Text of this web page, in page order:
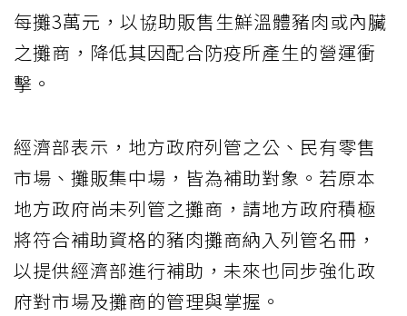
每攤3萬元，以協助販售生鮮溫體豬肉或內臟
之攤商，降低其因配合防疫所產生的營運衝
擊。
經濟部表示，地方政府列管之公、民有零售
市場、攤販集中場，皆為補助對象。若原本
地方政府尚未列管之攤商，請地方政府積極
將符合補助資格的豬肉攤商納入列管名冊，
以提供經濟部進行補助，未來也同步強化政
府對市場及攤商的管理與掌握。